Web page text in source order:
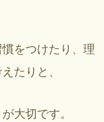
をつけたり、理
たりと、
大切です。